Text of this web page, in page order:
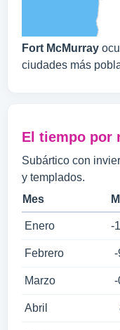
Fort McMurray
ciudades más
El tiempo por
Subártico con
y templados.
Mes
Enero -
Febrero -
Marzo -
Abril